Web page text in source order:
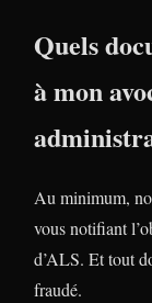
Quels
à mon
Au minimum,
vous notifiant
d’ALS. Et tout
fraudé.